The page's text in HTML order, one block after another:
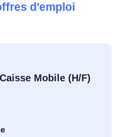
d'emploi
Mobile (H/F)